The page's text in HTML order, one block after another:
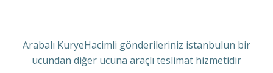
Arabalı KuryeHacimli gönderileriniz istanbulun bir
ucundan diğer ucuna araçlı teslimat hizmetidir